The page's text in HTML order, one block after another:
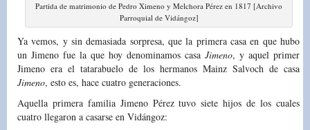
Partida de matrimonio de Pedro Ximeno y Melchora Pérez en 1817 [Archivo
Parroquial de Vidángoz]
Ya vemos, y sin demasiada sorpresa, que la primera casa en que hubo
un Jimeno fue la que hoy denominamos casa Jimeno, y aquel primer
Jimeno era el tatarabuelo de los hermanos Mainz Salvoch de casa
Jimeno, esto es, hace cuatro generaciones.
Aquella primera familia Jimeno Pérez tuvo siete hijos de los cuales
cuatro llegaron a casarse en Vidángoz: